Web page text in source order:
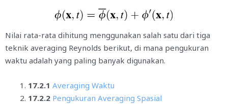
Nilai rata-rata dihitung menggunakan salah satu dari tiga
teknik averaging Reynolds berikut, di mana pengukuran
waktu adalah yang paling banyak digunakan.
17.2.1 Averaging Waktu
17.2.2 Pengukuran Averaging Spasial